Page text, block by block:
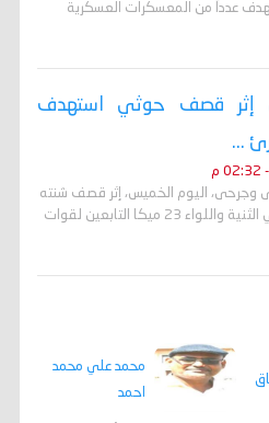
عدداً من المعسكرات العسكرية
إثر قصف حوثي استهدف
...
وجرحى، اليوم الخميس، إثر قصف شنته
جماعة الحوثي استهدف معسكري الثنية واللواء 23 ميكا التابعين لقوات
محمد علي محمد
احمد